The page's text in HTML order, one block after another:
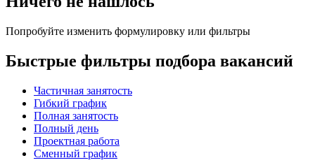
Попробуйте изменить формулировку или фильтры
Быстрые фильтры подбора вакансий
Частичная занятость
Гибкий график
Полная занятость
Полный день
Проектная работа
Сменный график